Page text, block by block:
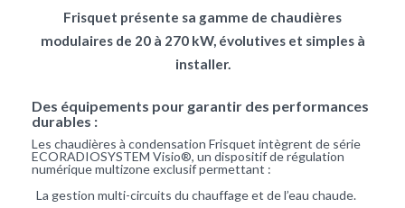
Frisquet présente sa gamme de chaudières
modulaires de 20 à 270 kW, évolutives et simples à
installer.
Des équipements pour garantir des performances
durables :
Les chaudières à condensation Frisquet intègrent de série
ECORADIOSYSTEM Visio®, un dispositif de régulation
numérique multizone exclusif permettant :
La gestion multi-circuits du chauffage et de l’eau chaude.